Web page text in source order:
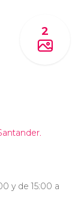
2
y de 15:00 a